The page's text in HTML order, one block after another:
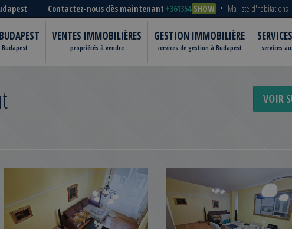
Contactez-nous dès maintenant +361354 SHOW Ma liste d'habitations
VENTES IMMOBILIÈRES
propriétés à vendre
GESTION IMMOBILIÈRE
services de gestion à Budapest services
VOIR